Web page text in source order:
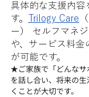
具体的な支援内容
す。
Trilogy Care
ー） セルフマネ
や、サービス料金
が可能です。
★ご家族で「どんなサ
を話し合い、将来の
くことが大切です。